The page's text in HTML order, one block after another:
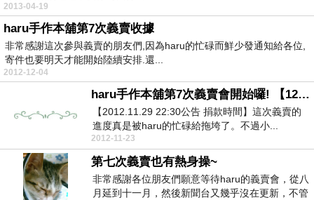
2013-04-19
haru手作本舖第7次義賣收據
非常感謝這次參與義賣的朋友們,因為haru的忙碌而鮮少發通知給各位,
寄件也要明天才能開始陸續安排.還...
2012-12-04
haru手作本舖第7次義賣會開始囉! 【12/03捐款】
【2012.11.29 22:30公告 捐款時間】這次義賣的
進度真是被haru的忙碌給拖垮了。不過小...
2012-11-23
第七次義賣也有熱身操~
非常感謝各位朋友們願意等待haru的義賣會，從八
月延到十一月，然後新聞台又幾乎沒在更新，不管